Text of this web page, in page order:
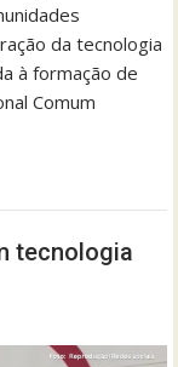
da tecnologia
à formação de
Comum
tecnologia